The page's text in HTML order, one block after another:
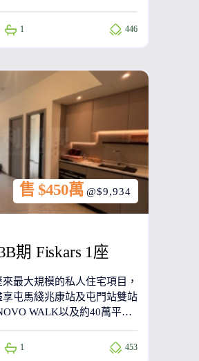
各座每組相鄰單位的客廳並
主會自行打通為相連戶，因
的相連單位。發展商為長江
1 446
期 Fiskars 1座
最大規模的私人住宅項目，
屯馬綫兆康站及屯門站雙站
WALK以及約40萬平方
1 453
售 $450萬 @$9,934